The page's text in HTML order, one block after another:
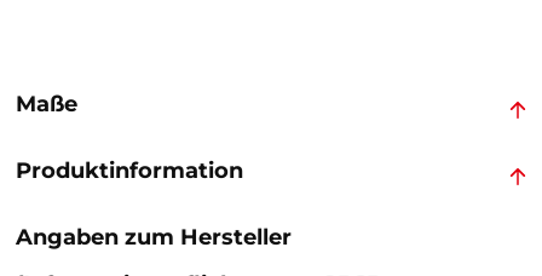
Maße
Produktinformation
Angaben zum Hersteller